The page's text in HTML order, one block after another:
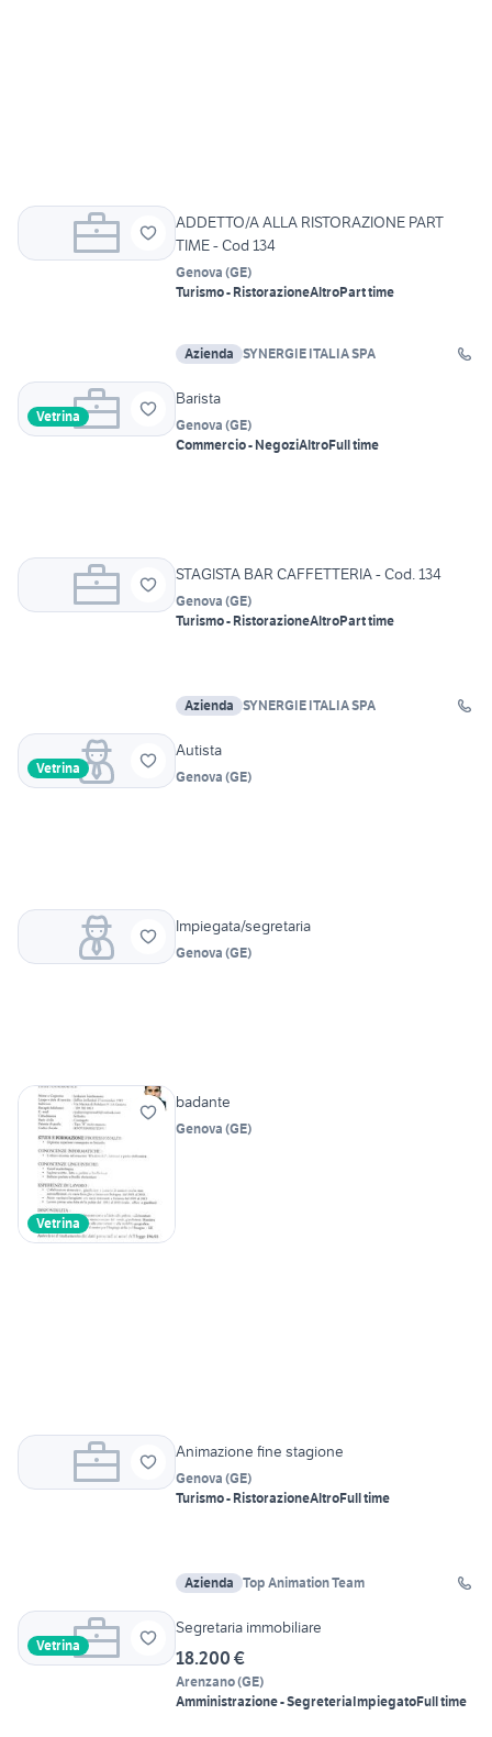
ADDETTO/A ALLA RISTORAZIONE PART
TIME - Cod 134
Genova (GE)
Turismo - RistorazioneAltroPart time
Azienda SYNERGIE ITALIA SPA
Vetrina
Barista
Genova (GE)
Commercio - NegoziAltroFull time
STAGISTA BAR CAFFETTERIA - Cod. 134
Genova (GE)
Turismo - RistorazioneAltroPart time
Azienda SYNERGIE ITALIA SPA
Vetrina
Autista
Genova (GE)
Impiegata/segretaria
Genova (GE)
Vetrina
badante
Genova (GE)
Animazione fine stagione
Genova (GE)
Turismo - RistorazioneAltroFull time
Azienda Top Animation Team
Vetrina
Segretaria immobiliare
18.200 €
Arenzano(GE)
Amministrazione - SegreteriaImpiegatoFull time